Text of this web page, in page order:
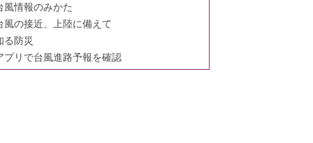
風情報のみかた
風の接近、上陸に備えて
る防災
プリで台風進路予報を確認